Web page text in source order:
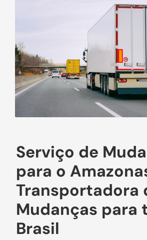
Serviço de
para o
Transportadora
Mudanças para
Brasil